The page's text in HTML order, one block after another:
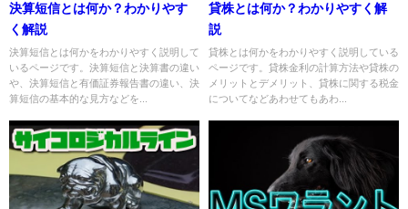
決算短信とは何か？わかりやす
く解説
決算短信とは何かをわかりやすく説明して
いるページです。決算短信と決算書の違い
や、決算短信と有価証券報告書の違い、決
算短信の基本的な見方などを...
貸株とは何か？わかりやすく解
説
貸株とは何かをわかりやすく説明している
ページです。貸株金利の計算方法や貸株の
メリットとデメリット、貸株に関する税金
についてなどあわせてもあわ...